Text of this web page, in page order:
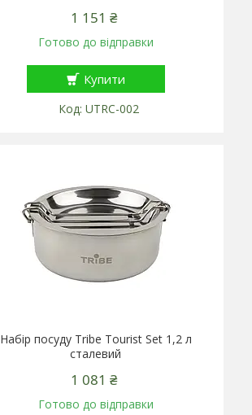
1 151 ₴
Готово до відправки
Купити
UTRC-002
Набір посуду Tribe Tourist Set 1,2 л
сталевий
1 081 ₴
Готово до відправки